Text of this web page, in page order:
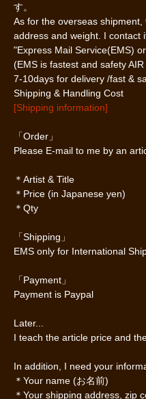
す。
As for the overseas
address and weight. I contact
"Express Mail Service(EMS)
(EMS is fastest and safety
7-10days for delivery /fast &
Shipping & Handling Cost
[Shipping information]
「Order」
Please E-mail to me by an
＊Artist & Title
＊Price (in Japanese yen)
＊Qty
「Shipping」
EMS only for International
「Payment」
Payment is Paypal
Later...
I teach the article price and
In addition, I need your
＊Your name (お名前)
＊Your shipping address, zip